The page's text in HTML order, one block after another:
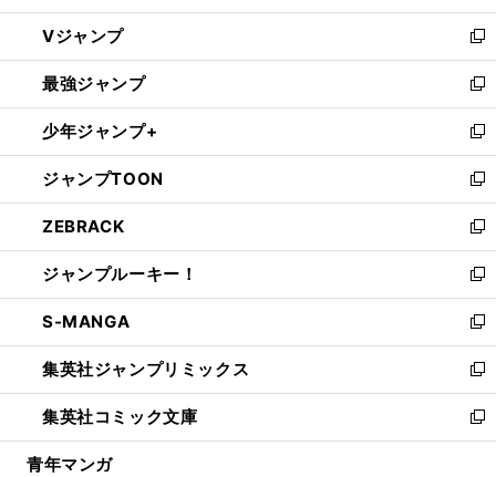
ウ
ィ
ン
ド
ウ
で
開
く
し
い
ウ
ィ
ン
ド
ウ
で
開
く
Vジャンプ
新
し
い
ウ
ィ
ン
ド
ウ
で
開
く
最強ジャンプ
新
し
い
ウ
ィ
ン
ド
ウ
で
開
く
少年ジャンプ+
新
し
い
ウ
ィ
ン
ド
ウ
で
開
く
ジャンプTOON
新
し
い
ウ
ィ
ン
ド
ウ
で
開
く
ZEBRACK
新
し
い
ウ
ィ
ン
ド
ウ
で
開
ジャンプルーキー！
新
し
い
ウ
ィ
ン
ド
ウ
S-MANGA
新
し
い
ウ
ィ
ン
集英社ジャンプリミックス
新
し
い
ウ
集英社コミック文庫
新
し
青年マンガ